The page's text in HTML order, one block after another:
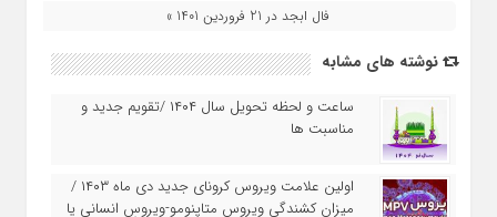
فال ابجد در 21 فروردین 1401 »
نوشته های مشابه
ساعت و لحظه تحویل سال ۱۴۰۴ /تقویم جدید و
مناسبت ها
اولین علامت ویروس کرونای جدید دی ماه ۱۴۰۳ /
میزان کشندگی ویروس متاپنومو-ویروسِ انسانی یا